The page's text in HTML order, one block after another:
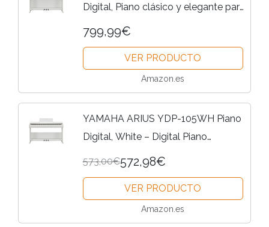
Digital, Piano clásico y elegante para
principiantes y aficionados, para
799,99€
VER PRODUCTO
Amazon.es
YAMAHA ARIUS YDP-105WH Piano
Digital, White – Digital Piano
Moderno y Elegante para
– Experiencia Auténtica de...
573,00€572,98€
VER PRODUCTO
Amazon.es